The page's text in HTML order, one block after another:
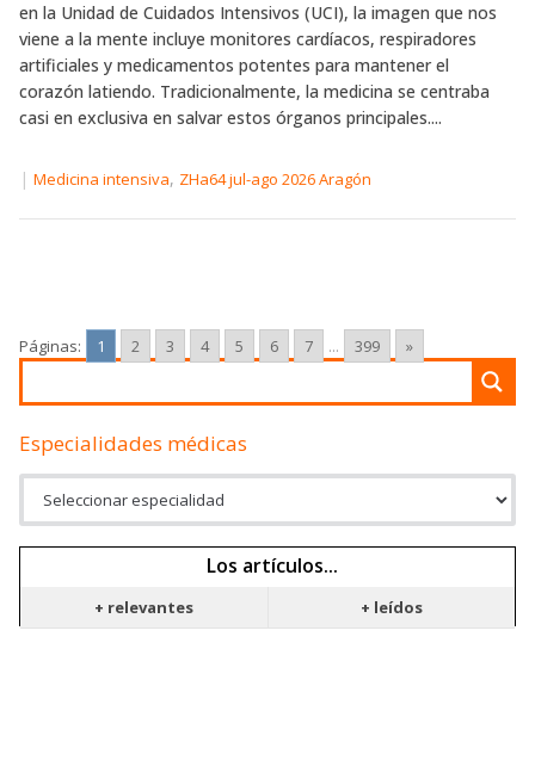
en la Unidad de Cuidados Intensivos (UCI), la imagen que nos
viene a la mente incluye monitores cardíacos, respiradores
artificiales y medicamentos potentes para mantener el
corazón latiendo. Tradicionalmente, la medicina se centraba
casi en exclusiva en salvar estos órganos principales....
| Medicina intensiva, ZHa64 jul-ago 2026 Aragón
Páginas: 1 2 3 4 5 6 7 ... 399 »
Especialidades médicas
Los artículos...
+ relevantes + leídos